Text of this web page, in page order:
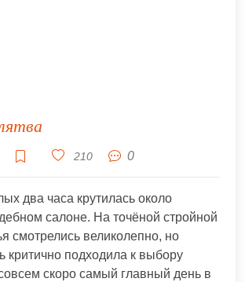
210 0
два часа крутилась около
салоне. На точёной стройной
смотрелись великолепно, но
критично подходила к выбору
скоро самый главный день в